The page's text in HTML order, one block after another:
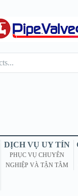
DỊCH VỤ UY TÍN
PHỤC VỤ CHUYÊN
NGHIỆP VÀ TẬN TÂM